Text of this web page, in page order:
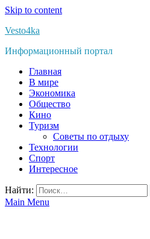
Skip to content
Vesto4ka
Информационный портал
Главная
В мире
Экономика
Общество
Кино
Туризм
Советы по отдыху
Технологии
Спорт
Интересное
Найти:
Main Menu